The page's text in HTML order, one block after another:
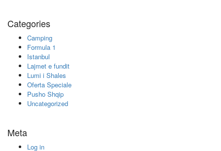
Categories
Camping
Formula 1
Istanbul
Lajmet e fundit
Lumi i Shales
Oferta Speciale
Pusho Shqip
Uncategorized
Meta
Log in